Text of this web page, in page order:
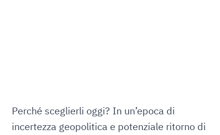
Perché sceglierli oggi? In un’epoca di
incertezza geopolitica e potenziale ritorno di